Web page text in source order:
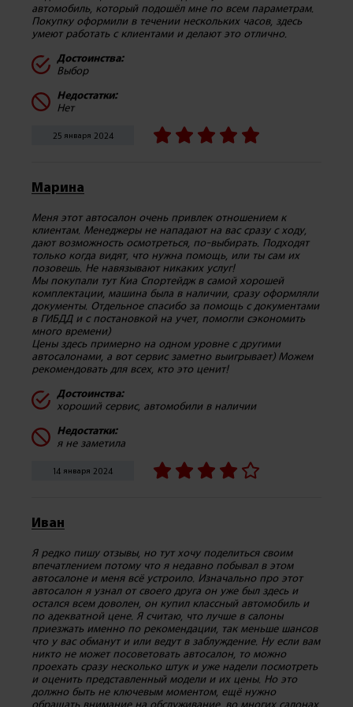
автомобиль, который подошёл мне по всем параметрам.
Покупку оформили в течении нескольких часов, здесь
умеют работать с клиентами и делают это отлично.
Достоинства:
Выбор
Недостатки:
Нет
25 января 2024
Марина
Меня этот автосалон очень привлек отношением к
клиентам. Менеджеры не нападают на вас сразу с ходу,
дают возможность осмотреться, по-выбирать. Подходят
только когда видят, что нужна помощь, или ты сам их
позовешь. Не навязывают никаких услуг!
Мы покупали тут Киа Спортейдж в самой хорошей
комплектации, машина была в наличии, сразу оформляли
документы. Отдельное спасибо за помощь с документами
в ГИБДД и с постановкой на учет, помогли сэкономить
много времени)
Цены здесь примерно на одном уровне с другими
автосалонами, а вот сервис заметно выигрывает) Можем
рекомендовать для всех, кто это ценит!
Достоинства:
хороший сервис, автомобили в наличии
Недостатки:
я не заметила
14 января 2024
Иван
Я редко пишу отзывы, но тут хочу поделиться своим
впечатлением потому что я недавно побывал в этом
автосалоне и меня всё устроило. Изначально про этот
автосалон я узнал от своего друга он уже был здесь и
остался всем доволен, он купил классный автомобиль и
по адекватной цене. Я считаю, что лучше в салоны
приезжать именно по рекомендации, так меньше шансов
что у вас обманут и или ведут в заблуждение. Ну если вам
никто не может посоветовать автосалон, то можно
проехать сразу несколько штук и уже надели посмотреть
и оценить представленный модели и их цены. Но это
должно быть не ключевым моментом, ещё нужно
обращать внимание на обслуживание, во многих салонах